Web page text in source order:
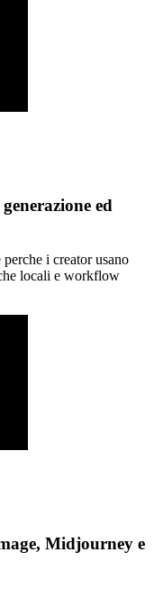
ed
i creator usano
locali e workflow
Midjourney e